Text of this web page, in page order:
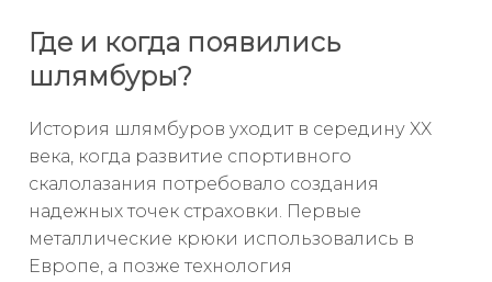
Где и когда появились
шлямбуры?
История шлямбуров уходит в середину XX
века, когда развитие спортивного
скалолазания потребовало создания
надежных точек страховки. Первые
металлические крюки использовались в
Европе, а позже технология